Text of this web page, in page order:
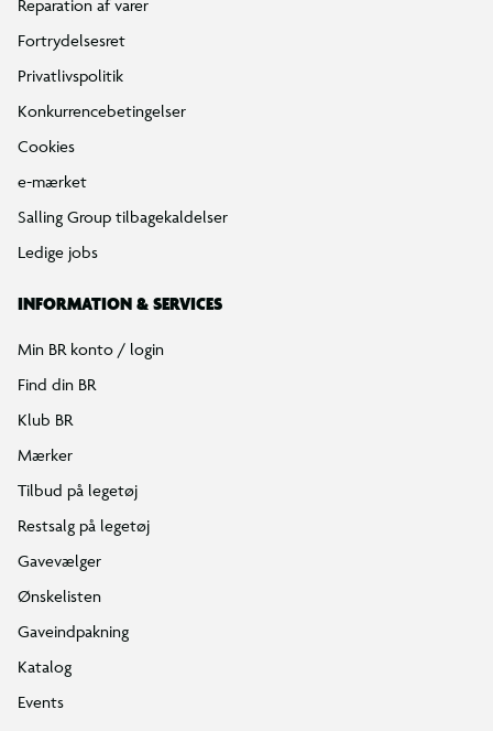
Reparation af varer
Fortrydelsesret
Privatlivspolitik
Konkurrencebetingelser
Cookies
e-mærket
Salling Group tilbagekaldelser
Ledige jobs
INFORMATION & SERVICES
Min BR konto / login
Find din BR
Klub BR
Mærker
Tilbud på legetøj
Restsalg på legetøj
Gavevælger
Ønskelisten
Gaveindpakning
Katalog
Events